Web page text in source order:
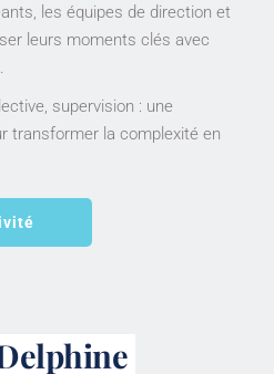
les équipes de direction et
leurs moments clés avec
supervision : une
transformer la complexité en